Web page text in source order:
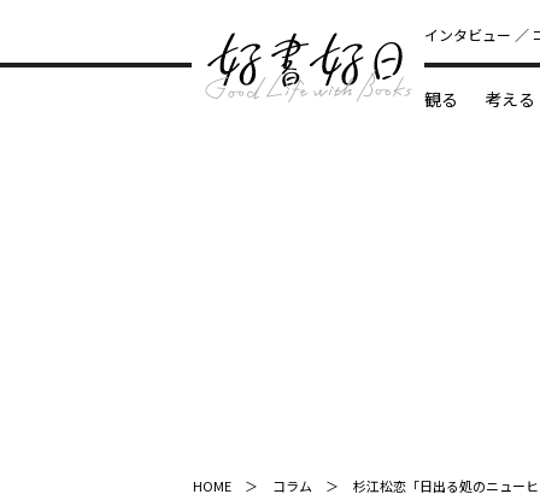
インタビュー
観る 考える
HOME コラム
杉江松恋「日出る処のニュー